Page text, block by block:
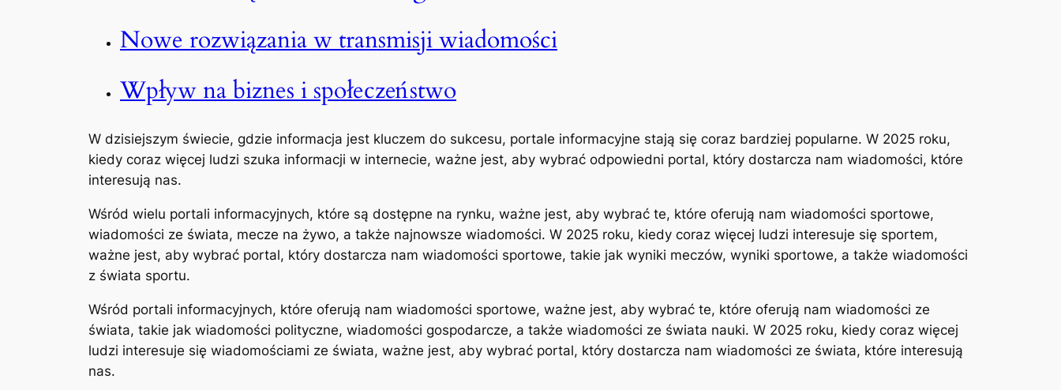
Nowe rozwiązania w transmisji wiadomości
Wpływ na biznes i społeczeństwo
W dzisiejszym świecie, gdzie informacja jest kluczem do sukcesu, portale informacyjne stają się coraz bardziej popularne. W 2025 roku,
kiedy coraz więcej ludzi szuka informacji w internecie, ważne jest, aby wybrać odpowiedni portal, który dostarcza nam wiadomości, które
interesują nas.
Wśród wielu portali informacyjnych, które są dostępne na rynku, ważne jest, aby wybrać te, które oferują nam wiadomości sportowe,
wiadomości ze świata, mecze na żywo, a także najnowsze wiadomości. W 2025 roku, kiedy coraz więcej ludzi interesuje się sportem,
ważne jest, aby wybrać portal, który dostarcza nam wiadomości sportowe, takie jak wyniki meczów, wyniki sportowe, a także wiadomości
z świata sportu.
Wśród portali informacyjnych, które oferują nam wiadomości sportowe, ważne jest, aby wybrać te, które oferują nam wiadomości ze
świata, takie jak wiadomości polityczne, wiadomości gospodarcze, a także wiadomości ze świata nauki. W 2025 roku, kiedy coraz więcej
ludzi interesuje się wiadomościami ze świata, ważne jest, aby wybrać portal, który dostarcza nam wiadomości ze świata, które interesują
nas.